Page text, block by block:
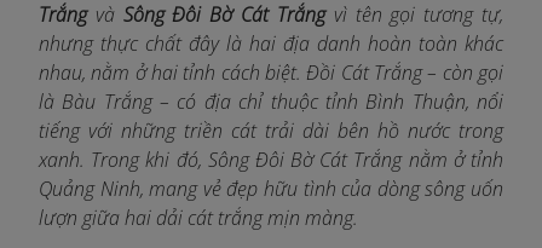
Trắngvà Sông Đôi Bờ Cát Trắngvì tên gọi tương tự,
nhưng thực chất đây là hai địa danh hoàn toàn khác
nhau, nằm ở hai tỉnh cách biệt. Đồi Cát Trắng – còn gọi
là Bàu Trắng – có địa chỉ thuộc tỉnh Bình Thuận, nổi
tiếng với những triền cát trải dài bên hồ nước trong
xanh. Trong khi đó, Sông Đôi Bờ Cát Trắng nằm ở tỉnh
Quảng Ninh, mang vẻ đẹp hữu tình của dòng sông uốn
lượn giữa hai dải cát trắng mịn màng.